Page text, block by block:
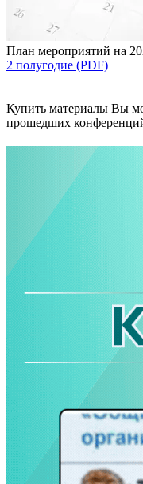
План мероприятий на
2 полугодие (PDF)
Купить материалы Вы
прошедших